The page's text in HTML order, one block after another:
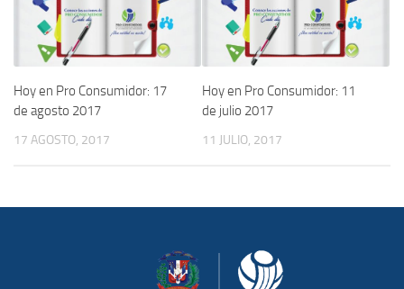
Hoy en Pro Consumidor: 17
de agosto 2017
17 AGOSTO, 2017
Hoy en Pro Consumidor: 11
de julio 2017
11 JULIO, 2017